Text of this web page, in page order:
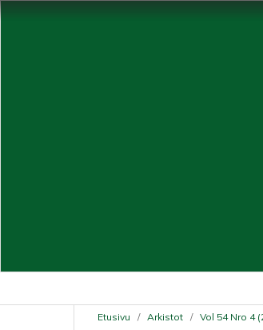
Etusivu / Arkistot / Vol 54 Nro 4